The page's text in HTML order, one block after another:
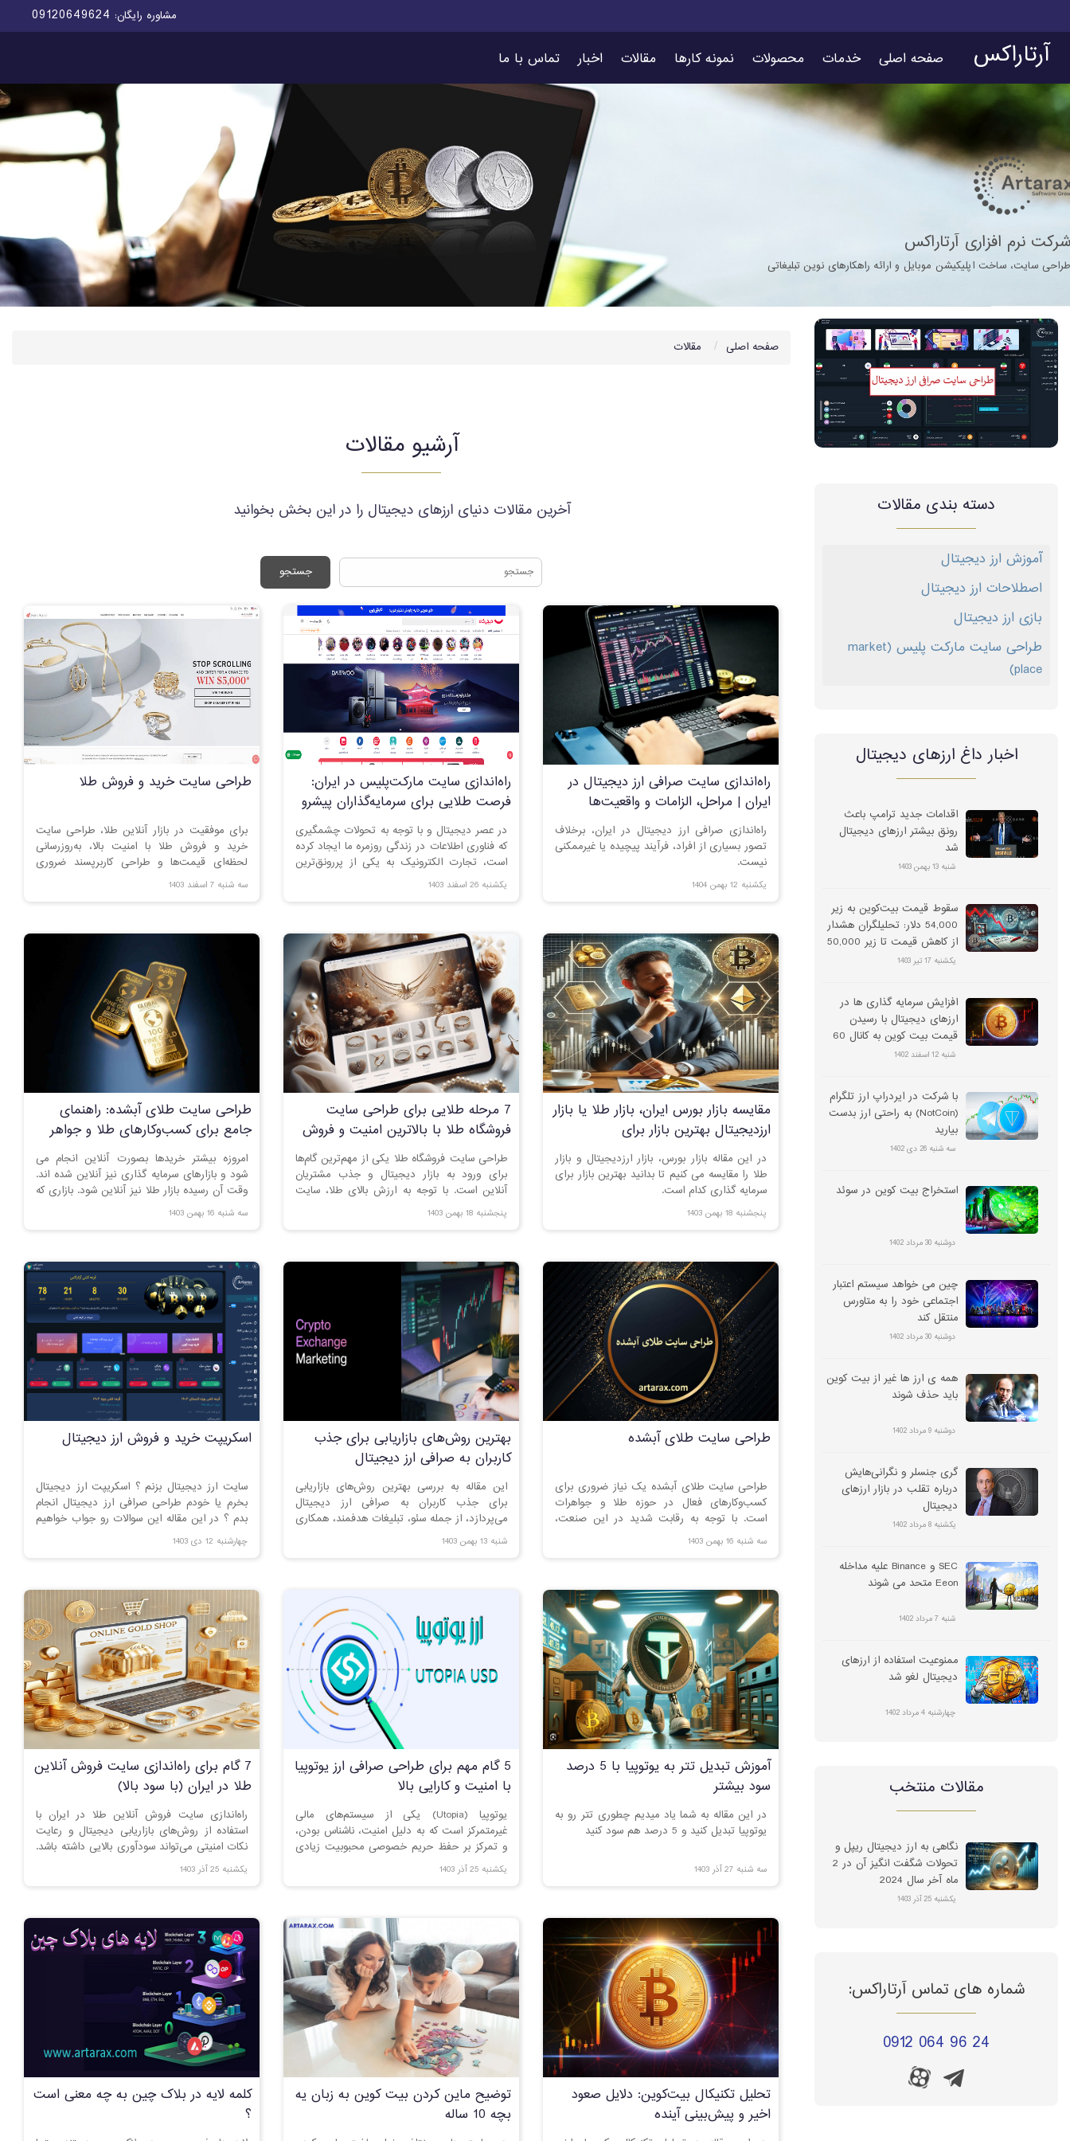
مشاوره رایگان: 09120649624
آرتاراکس صفحه اصلی خدمات محصولات نمونه کارها مقالات اخبار تماس با ما
نرم افزاری آرتاراکس
سایت، ساخت اپلیکیشن موبایل و ارائه راهکارهای نوین تبلیغاتی
دسته بندی مقالات
آموزش ارز دیجیتال
اصطلاحات ارز دیجیتال
بازی ارز دیجیتال
طراحی سایت مارکت پلیس (market
place)
اخبار داغ ارز‌های دیجیتال
اقدامات جدید ترامپ باعث
رونق بیشتر ارزهای دیجیتال
شد
شنبه 13 بهمن 1403
سقوط قیمت بیت‌کوین به زیر
54,000 دلار: تحلیلگران هشدار
از کاهش قیمت تا زیر 50,000
دلار می‌دهند
یکشنبه 17 تیر 1403
افزایش سرمایه گذاری ها در
ارزهای دیجیتال با رسیدن
قیمت بیت کوین به کانال 60
هزار دلار
شنبه 12 اسفند 1402
با شرکت در ایردراپ ارز تلگرام
(NotCoin) به راحتی ارز بدست
بیارید
سه شنبه 26 دی 1402
استخراج بیت کوین در سوئد
دوشنبه 30 مرداد 1402
چین می خواهد سیستم اعتبار
اجتماعی خود را به متاورس
منتقل کند
دوشنبه 30 مرداد 1402
همه ی ارز ها غیر از بیت کوین
باید حذف شوند
دوشنبه 9 مرداد 1402
گری جنسلر و نگرانی‌هایش
درباره تقلب در بازار ارزهای
دیجیتال
یکشنبه 8 مرداد 1402
SEC و Binance علیه مداخله
Eeon متحد می شوند
شنبه 7 مرداد 1402
ممنوعیت استفاده از ارزهای
دیجیتال لغو شد
چهارشنبه 4 مرداد 1402
مقالات منتخب
نگاهی به ارز دیجیتال ریپل و
تحولات شگفت انگیز آن در 2
ماه آخر سال 2024
یکشنبه 25 آذر 1403
شماره های تماس آرتاراکس:
0912 064 96 24
صفحه اصلی مقالات
آرشیو مقالات
آخرین مقالات دنیای ارزهای دیجیتال را در این بخش بخوانید
جستجو
راه‌اندازی سایت صرافی ارز دیجیتال در
ایران | مراحل، الزامات و واقعیت‌ها
راه‌اندازی صرافی ارز دیجیتال در ایران، برخلاف
تصور بسیاری از افراد، فرآیند پیچیده یا غیرممکنی
نیست.
یکشنبه 12 بهمن 1404
راه‌اندازی سایت مارکت‌پلیس در ایران:
فرصت طلایی برای سرمایه‌گذاران پیشرو
در عصر دیجیتال و با توجه به تحولات چشمگیری
که فناوری اطلاعات در زندگی روزمره ما ایجاد کرده
است، تجارت الکترونیک به یکی از پررونق‌ترین
بخش‌های اقتصادی تبدیل شده است. ایران نیز به
عنوان یکی از بازارهای رو به رشد در منطقه،
سایت مارکت‌پلیس (Marketplace) می‌تواند
فرصتی طلایی برای سرمایه‌گذارانی باشد که به
دنبال سودآوری بلندمدت و ایجاد تأثیر مثبت در
اقتصاد کشور هستند.
یکشنبه 26 اسفند 1403
طراحی سایت خرید و فروش طلا
برای موفقیت در بازار آنلاین طلا، طراحی سایت
خرید و فروش طلا با امنیت بالا، به‌روزرسانی
لحظه‌ای قیمت‌ها و طراحی کاربرپسند ضروری
است. با ما همراه شوید تا بهترین راهکارها برای
افزایش فروش و جلب اعتماد مشتریان را
سه شنبه 7 اسفند 1403
مقایسه بازار بورس ایران، بازار طلا یا بازار
ارزدیجیتال بهترین بازار برای
سرمایه‌گذاری کدام است؟
در این مقاله بازار بورس، بازار ارزدیجیتال و بازار
طلا را مقایسه می کنیم تا بدانید بهترین بازار برای
سرمایه گذاری کدام است.
پنجشنبه 18 بهمن 1403
7 مرحله طلایی برای طراحی سایت
فروشگاه طلا با بالاترین امنیت و فروش
طراحی سایت فروشگاه طلا یکی از مهم‌ترین گام‌ها
برای ورود به بازار دیجیتال و جذب مشتریان
آنلاین است. با توجه به ارزش بالای طلا، سایت
فروشگاهی این حوزه باید امنیت بالا، طراحی
کاربرپسند و امکانات پیشرفته‌ای داشته باشد. در
آنلاین می‌پردازیم.
پنجشنبه 18 بهمن 1403
طراحی سایت طلای آبشده: راهنمای
جامع برای کسب‌وکارهای طلا و جواهر
امروزه بیشتر خریدها بصورت آنلاین انجام می
شود و بازارهای سرمایه گذاری نیز آنلاین شده اند.
وقت آن رسیده بازار طلا نیز آنلاین شود. بازاری که
خیلی دیر با تکنولوژی وفق پیدا کرده و هنوز
بسیاری از معاملاتش بصورت حضوری انجام می
سه شنبه 16 بهمن 1403
طراحی سایت طلای آبشده
طراحی سایت طلای آبشده یک نیاز ضروری برای
کسب‌وکارهای فعال در حوزه طلا و جواهرات
است. با توجه به رقابت شدید در این صنعت،
داشتن یک وب‌سایت حرفه‌ای و کاربرپسند
می‌تواند تأثیر زیادی بر میزان فروش و جذب
این زمینه می‌پردازیم.
سه شنبه 16 بهمن 1403
بهترین روش‌های بازاریابی برای جذب
کاربران به صرافی ارز دیجیتال
این مقاله به بررسی بهترین روش‌های بازاریابی
برای جذب کاربران به صرافی ارز دیجیتال
می‌پردازد، از جمله سئو، تبلیغات هدفمند، همکاری
با اینفلوئنسرها و بهبود تجربه کاربری. با اجرای این
استراتژی‌ها، می‌توانید تعداد کاربران و میزان تعامل
شنبه 13 بهمن 1403
اسکریپت خرید و فروش ارز دیجیتال
سایت ارز دیجیتال بزنم ؟ اسکریپت ارز دیجیتال
بخرم یا خودم طراحی صرافی ارز دیجیتال انجام
بدم ؟ در این مقاله این سوالات رو جواب خواهیم
داد
چهارشنبه 12 دی 1403
آموزش تبدیل تتر به یوتوپیا با 5 درصد
سود بیشتر
در این مقاله به شما یاد میدیم چطوری تتر رو به
یوتوپیا تبدیل کنید و 5 درصد هم سود کنید
سه شنبه 27 آذر 1403
5 گام مهم برای طراحی صرافی ارز یوتوپیا
با امنیت و کارایی بالا
یوتوپیا (Utopia) یکی از سیستم‌های مالی
غیرمتمرکز است که به دلیل امنیت، ناشناس بودن،
و تمرکز بر حفظ حریم خصوصی محبوبیت زیادی
روش‌های طراحی پلتفرم است. این مقاله شما را با
مراحل ضروری این فرآیند آشنا می‌کند.
یکشنبه 25 آذر 1403
7 گام برای راه‌اندازی سایت فروش آنلاین
طلا در ایران (با سود بالا)
راه‌اندازی سایت فروش آنلاین طلا در ایران با
استفاده از روش‌های بازاریابی دیجیتال و رعایت
نکات امنیتی می‌تواند سودآوری بالایی داشته باشد.
در این مقاله، مراحل کلیدی و چالش‌های این
کسب‌وکار را بررسی کنید.
یکشنبه 25 آذر 1403
تحلیل تکنیکال بیت‌کوین: دلایل صعود
اخیر و پیش‌بینی آینده
توضیح ماین کردن بیت کوین به زبان یه
بچه 10 ساله
کلمه لایه در بلاک چین به چه معنی است
؟